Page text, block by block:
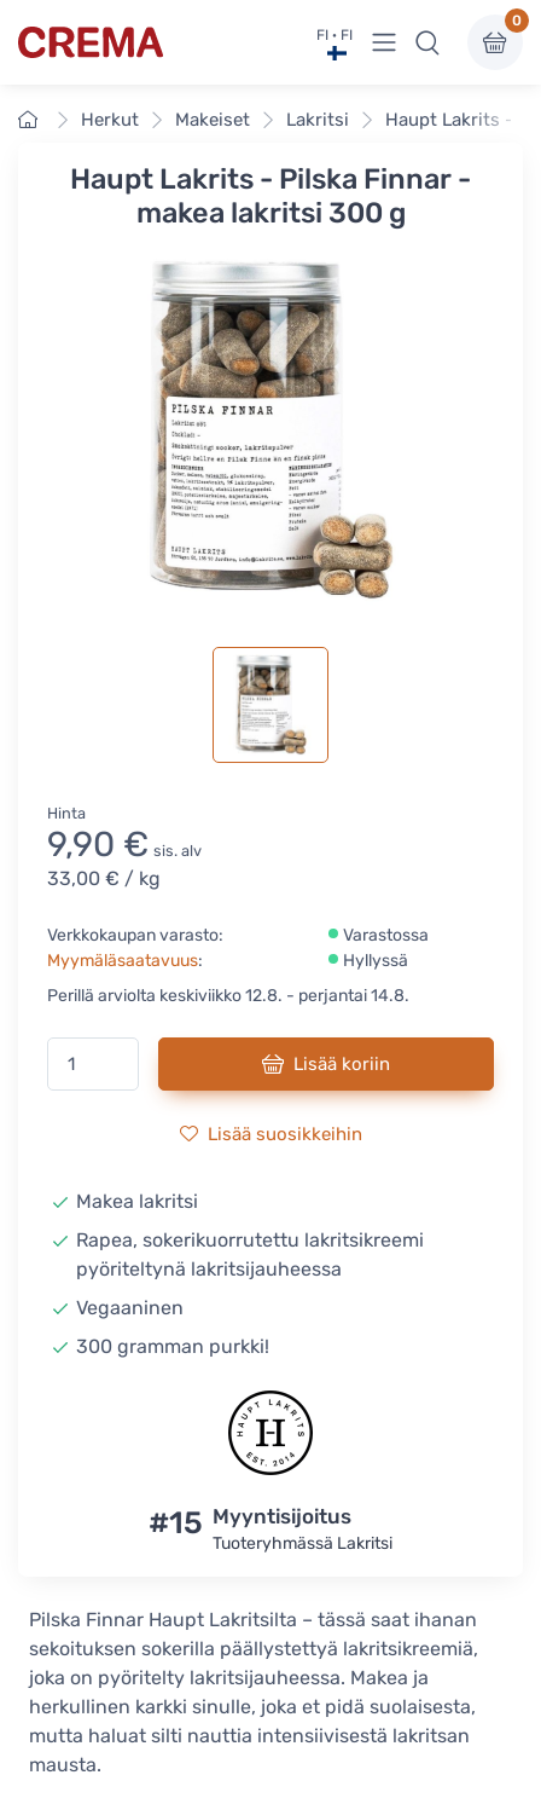
Crema FI · FI Näytä valikko
0
EtusivuHerkut Makeiset Lakritsi Haupt Lakrits -
Haupt Lakrits - Pilska Finnar -
makea lakritsi 300 g
Hinta
9,90 € sis. alv
33,00 € / kg
Verkkokaupan varasto:
Varastossa
Myymäläsaatavuus:
Hyllyssä
Perillä arviolta keskiviikko 12.8. - perjantai 14.8.
Lisää koriin
Lisää suosikkeihin
Makea lakritsi
Rapea, sokerikuorrutettu lakritsikreemi
pyöriteltynä lakritsijauheessa
Vegaaninen
300 gramman purkki!
#15 Myyntisijoitus
Tuoteryhmässä Lakritsi
Pilska Finnar Haupt Lakritsilta – tässä saat ihanan
sekoituksen sokerilla päällystettyä lakritsikreemiä,
joka on pyöritelty lakritsijauheessa. Makea ja
herkullinen karkki sinulle, joka et pidä suolaisesta,
mutta haluat silti nauttia intensiivisestä lakritsan
mausta.